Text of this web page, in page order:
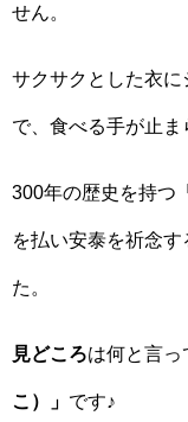
せん。
サクサクとした衣に
で、食べる手が止ま
300年の歴史を持つ
を払い安泰を祈念
た。
見どころは何と言っ
こ）」 です♪